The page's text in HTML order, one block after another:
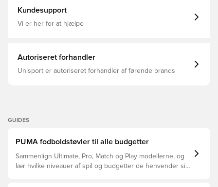
gør den velegnet til brug på kunstige overflader, såsom
plast- og grusbaner.
Kundesupport
Vi er her for at hjælpe
Autoriseret forhandler
Unisport er autoriseret forhandler af førende brands
GUIDES
PUMA fodboldstøvler til alle budgetter
Sammenlign Ultimate, Pro, Match og Play modellerne, og
lær hvilke niveauer af spil og budgetter de henvender sig